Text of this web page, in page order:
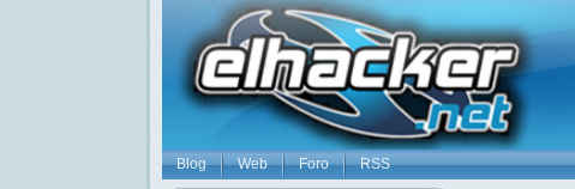
Blog Web Foro RSS